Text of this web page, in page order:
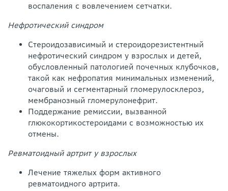
воспаления с вовлечением сетчатки.
Нефротический синдром
Стероидозависимый и стероидорезистентный
нефротический синдром у взрослых и детей,
обусловленный патологией почечных клубочков,
такой как нефропатия минимальных изменений,
очаговый и сегментарный гломерулосклероз,
мембранозный гломерулонефрит.
Поддержание ремиссии, вызванной
глюкокортикостероидами с возможностью их
отмены.
Ревматоидный артрит у взрослых
Лечение тяжелых форм активного
ревматоидного артрита.